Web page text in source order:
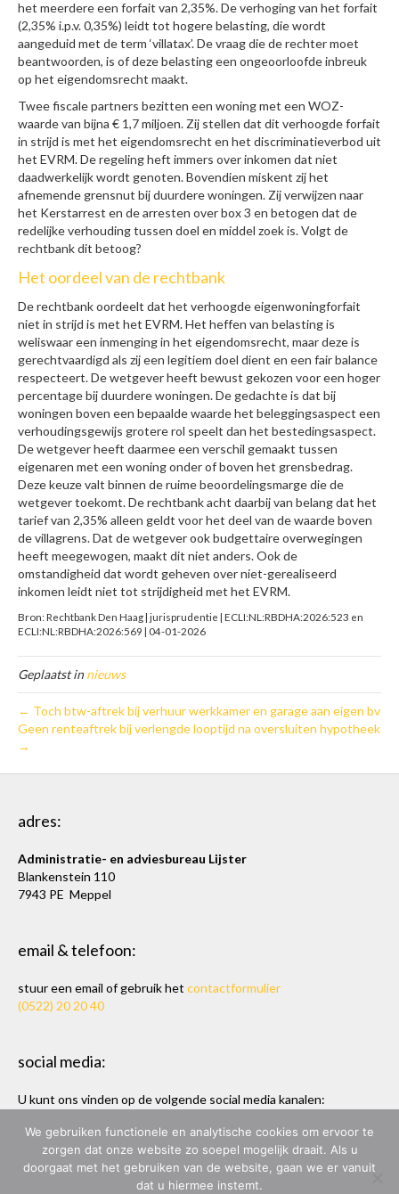
het meerdere een forfait van 2,35%. De verhoging van het forfait
(2,35% i.p.v. 0,35%) leidt tot hogere belasting, die wordt
aangeduid met de term ‘villatax’. De vraag die de rechter moet
beantwoorden, is of deze belasting een ongeoorloofde inbreuk
op het eigendomsrecht maakt.
Twee fiscale partners bezitten een woning met een WOZ-
waarde van bijna € 1,7 miljoen. Zij stellen dat dit verhoogde forfait
in strijd is met het eigendomsrecht en het discriminatieverbod uit
het EVRM. De regeling heft immers over inkomen dat niet
daadwerkelijk wordt genoten. Bovendien miskent zij het
afnemende grensnut bij duurdere woningen. Zij verwijzen naar
het Kerstarrest en de arresten over box 3 en betogen dat de
redelijke verhouding tussen doel en middel zoek is. Volgt de
rechtbank dit betoog?
Het oordeel van de rechtbank
De rechtbank oordeelt dat het verhoogde eigenwoningforfait
niet in strijd is met het EVRM. Het heffen van belasting is
weliswaar een inmenging in het eigendomsrecht, maar deze is
gerechtvaardigd als zij een legitiem doel dient en een fair balance
respecteert. De wetgever heeft bewust gekozen voor een hoger
percentage bij duurdere woningen. De gedachte is dat bij
woningen boven een bepaalde waarde het beleggingsaspect een
verhoudingsgewijs grotere rol speelt dan het bestedingsaspect.
De wetgever heeft daarmee een verschil gemaakt tussen
eigenaren met een woning onder of boven het grensbedrag.
Deze keuze valt binnen de ruime beoordelingsmarge die de
wetgever toekomt. De rechtbank acht daarbij van belang dat het
tarief van 2,35% alleen geldt voor het deel van de waarde boven
de villagrens. Dat de wetgever ook budgettaire overwegingen
heeft meegewogen, maakt dit niet anders. Ook de
omstandigheid dat wordt geheven over niet-gerealiseerd
inkomen leidt niet tot strijdigheid met het EVRM.
Bron: Rechtbank Den Haag | jurisprudentie | ECLI:NL:RBDHA:2026:523 en
ECLI:NL:RBDHA:2026:569 | 04-01-2026
Geplaatst innieuws
← Toch btw-aftrek bij verhuur werkkamer en garage aan eigen bv
Geen renteaftrek bij verlengde looptijd na oversluiten hypotheek
→
adres:
Administratie- en adviesbureau Lijster
Blankenstein 110
7943 PE Meppel
email & telefoon:
stuur een email of gebruik het contactformulier
(0522) 20 20 40
social media:
U kunt ons vinden op de volgende social media kanalen:
ADMINISTRATIE- & ADVIESBUREAU LIJSTER
We gebruiken functionele en analytische cookies om ervoor te
zorgen dat onze website zo soepel mogelijk draait. Als u
doorgaat met het gebruiken van de website, gaan we er vanuit
dat u hiermee instemt.